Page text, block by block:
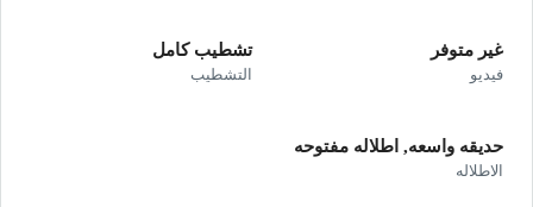
غير متوفر
فيديو
تشطيب كامل
التشطيب
حديقه واسعه, اطلاله مفتوحه
الاطلاله